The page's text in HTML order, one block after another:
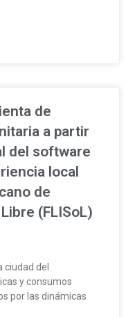
de
a partir
del software
local
de
(FLISoL)
ciudad del
y consumos
por las dinámicas